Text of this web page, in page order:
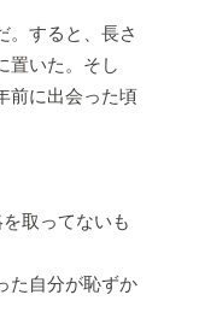
。すると、長さ
置いた。そし
前に出会った頃
取ってないも
た自分が恥ずか